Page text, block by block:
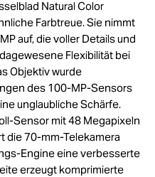
Natural Color
Farbtreue. Sie nimmt
auf, die voller Details und
Flexibilität bei
Objektiv wurde
des 100-MP-Sensors
unglaubliche Schärfe.
Sensor mit 48 Megapixeln
die 70-mm-Telekamera
Engine eine verbesserte
erzeugt komprimierte